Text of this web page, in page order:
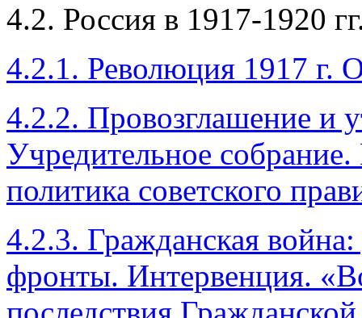
4.2. Россия в 1917-1920
4.2.1. Революция 1917 г.
4.2.2. Провозглашение и
Учредительное
политика советского
4.2.3. Гражданская
фронты. Интервенция.